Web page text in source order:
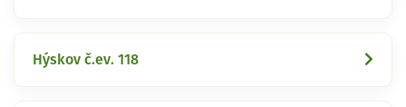
Hýskov č.ev. 118